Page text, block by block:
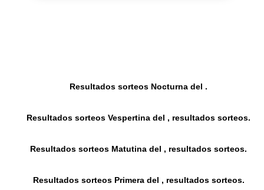
Resultados sorteos Nocturna del .
Resultados sorteos Vespertina del , resultados sorteos.
Resultados sorteos Matutina del , resultados sorteos.
Resultados sorteos Primera del , resultados sorteos.